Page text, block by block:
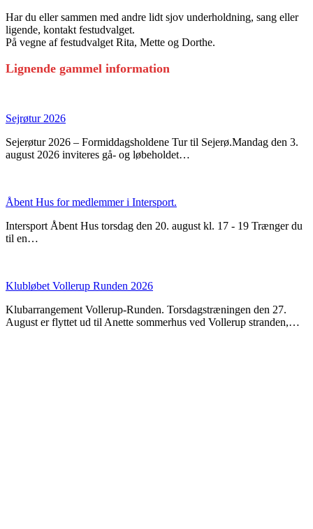
Har du eller sammen med andre lidt sjov underholdning, sang eller
ligende, kontakt festudvalget.
På vegne af festudvalget Rita, Mette og Dorthe.
Lignende gammel information
Sejrøtur 2026
Sejerøtur 2026 – Formiddagsholdene Tur til Sejerø.Mandag den 3.
august 2026 inviteres gå- og løbeholdet…
Åbent Hus for medlemmer i Intersport.
Intersport Åbent Hus torsdag den 20. august kl. 17 - 19 Trænger du
til en…
Klubløbet Vollerup Runden 2026
Klubarrangement Vollerup-Runden. Torsdagstræningen den 27.
August er flyttet ud til Anette sommerhus ved Vollerup stranden,…